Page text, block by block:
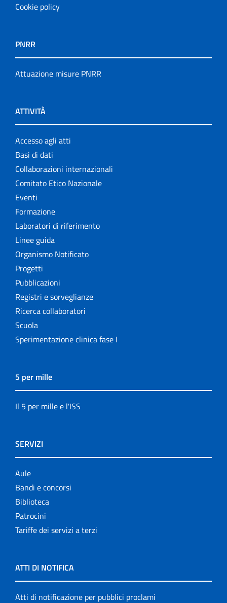
Cookie policy
PNRR
Attuazione misure PNRR
ATTIVITÀ
Accesso agli atti
Basi di dati
Collaborazioni internazionali
Comitato Etico Nazionale
Eventi
Formazione
Laboratori di riferimento
Linee guida
Organismo Notificato
Progetti
Pubblicazioni
Registri e sorveglianze
Ricerca collaboratori
Scuola
Sperimentazione clinica fase I
5 per mille
Il 5 per mille e l'ISS
SERVIZI
Aule
Bandi e concorsi
Biblioteca
Patrocini
Tariffe dei servizi a terzi
ATTI DI NOTIFICA
Atti di notificazione per pubblici proclami